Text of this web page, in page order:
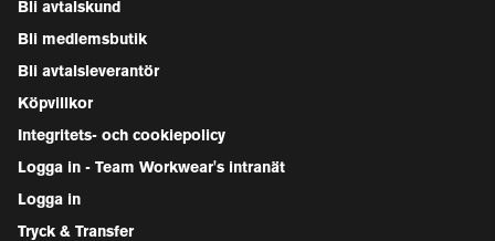
Bli avtalskund
Bli medlemsbutik
Bli avtalsleverantör
Köpvillkor
Integritets- och cookiepolicy
Logga in - Team Workwear's intranät
Logga in
Tryck & Transfer